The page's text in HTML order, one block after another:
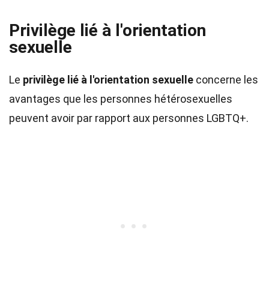
Privilège lié à l'orientation
sexuelle
Le privilège lié à l'orientation sexuelle concerne les
avantages que les personnes hétérosexuelles
peuvent avoir par rapport aux personnes LGBTQ+.